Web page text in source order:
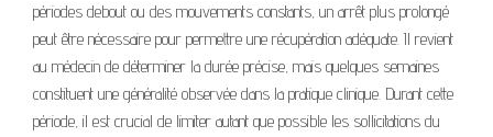
périodes debout ou des mouvements constants, un arrêt plus prolongé
peut être nécessaire pour permettre une récupération adéquate. Il revient
au médecin de déterminer la durée précise, mais quelques semaines
constituent une généralité observée dans la pratique clinique. Durant cette
période, il est crucial de limiter autant que possible les sollicitations du